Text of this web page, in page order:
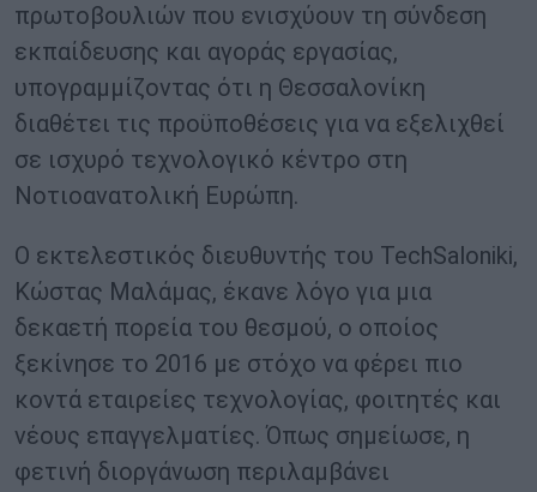
πρωτοβουλιών που ενισχύουν τη σύνδεση
εκπαίδευσης και αγοράς εργασίας,
υπογραμμίζοντας ότι η Θεσσαλονίκη
διαθέτει τις προϋποθέσεις για να εξελιχθεί
σε ισχυρό τεχνολογικό κέντρο στη
Νοτιοανατολική Ευρώπη.
Ο εκτελεστικός διευθυντής του TechSaloniki,
Κώστας Μαλάμας, έκανε λόγο για μια
δεκαετή πορεία του θεσμού, ο οποίος
ξεκίνησε το 2016 με στόχο να φέρει πιο
κοντά εταιρείες τεχνολογίας, φοιτητές και
νέους επαγγελματίες. Όπως σημείωσε, η
φετινή διοργάνωση περιλαμβάνει